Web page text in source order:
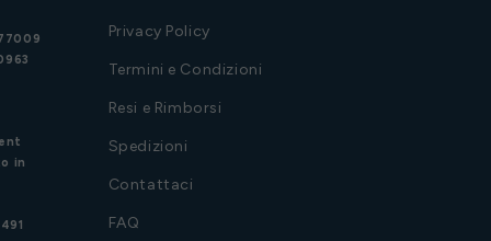
in
Privacy Policy
Termini e Condizioni
Resi e Rimborsi
Spedizioni
Contattaci
FAQ